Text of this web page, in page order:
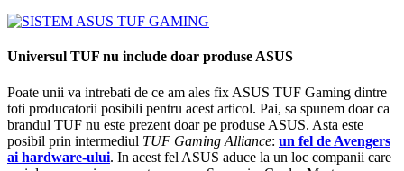
Universul TUF nu include doar produse ASUS
Poate unii va intrebati de ce am ales fix ASUS TUF Gaming dintre
toti producatorii posibili pentru acest articol. Pai, sa spunem doar ca
brandul TUF nu este prezent doar pe produse ASUS. Asta este
posibil prin intermediul TUF Gaming Alliance: un fel de Avengers
ai hardware-ului. In acest fel ASUS aduce la un loc companii care